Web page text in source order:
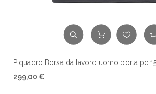
Piquadro Borsa da lavoro uomo porta pc
299,00 €